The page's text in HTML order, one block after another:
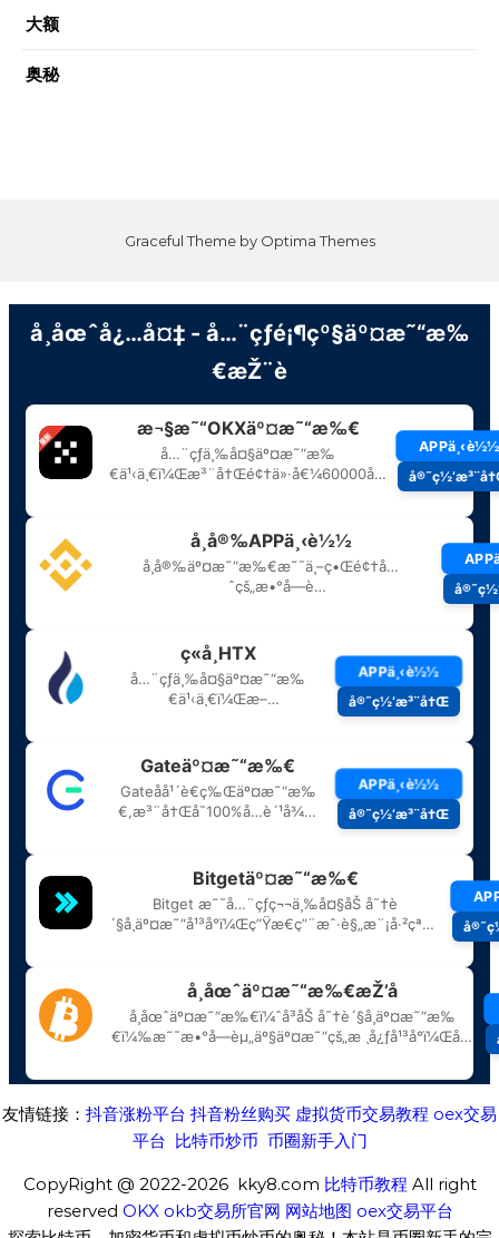
大额
奥秘
Graceful Theme by Optima Themes
友情链接： 抖音涨粉平台 抖音粉丝购买 虚拟货币交易教程 oex交易
平台 比特币炒币 币圈新手入门
CopyRight @ 2022-2026 kky8.com 比特币教程 All right
reserved OKX okb交易所官网 网站地图 oex交易平台